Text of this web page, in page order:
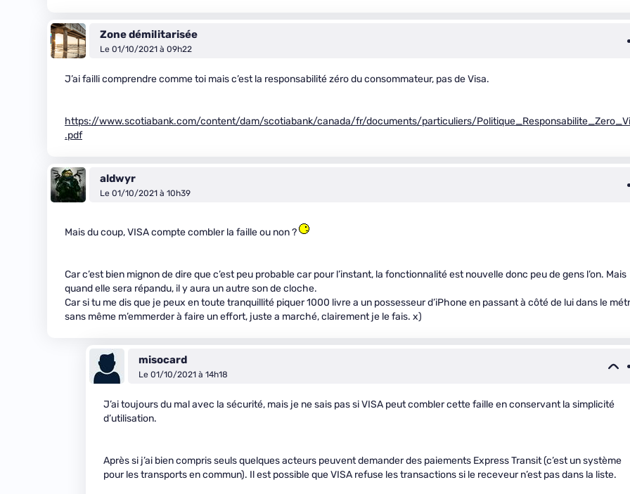
Zone démilitarisée
Le 01/10/2021 à 09h22
J’ai failli comprendre comme toi mais c’est la responsabilité zéro du consommateur, pas de Visa.
https://www.scotiabank.com/content/dam/scotiabank/canada/fr/documents/particuliers/
.pdf
aldwyr
Le 01/10/2021 à 10h39
Mais du coup, VISA compte combler la faille ou non ?
Car c’est bien mignon de dire que c’est peu probable car pour l’instant, la fonctionnalité est nouvelle donc peu de gens l’on. Mais
quand elle sera répandu, il y aura un autre son de cloche.
Car si tu me dis que je peux en toute tranquillité piquer 1000 livre a un possesseur d’iPhone en passant à côté de lui dans le
sans même m’emmerder à faire un effort, juste a marché, clairement je le fais. x)
misocard
Le 01/10/2021 à 14h18
J’ai toujours du mal avec la sécurité, mais je ne sais pas si VISA peut combler cette faille en conservant la simplicité
d’utilisation.
Après si j’ai bien compris seuls quelques acteurs peuvent demander des paiements Express Transit (c’est un système
pour les transports en commun). Il est possible que VISA refuse les transactions si le receveur n’est pas dans la liste.